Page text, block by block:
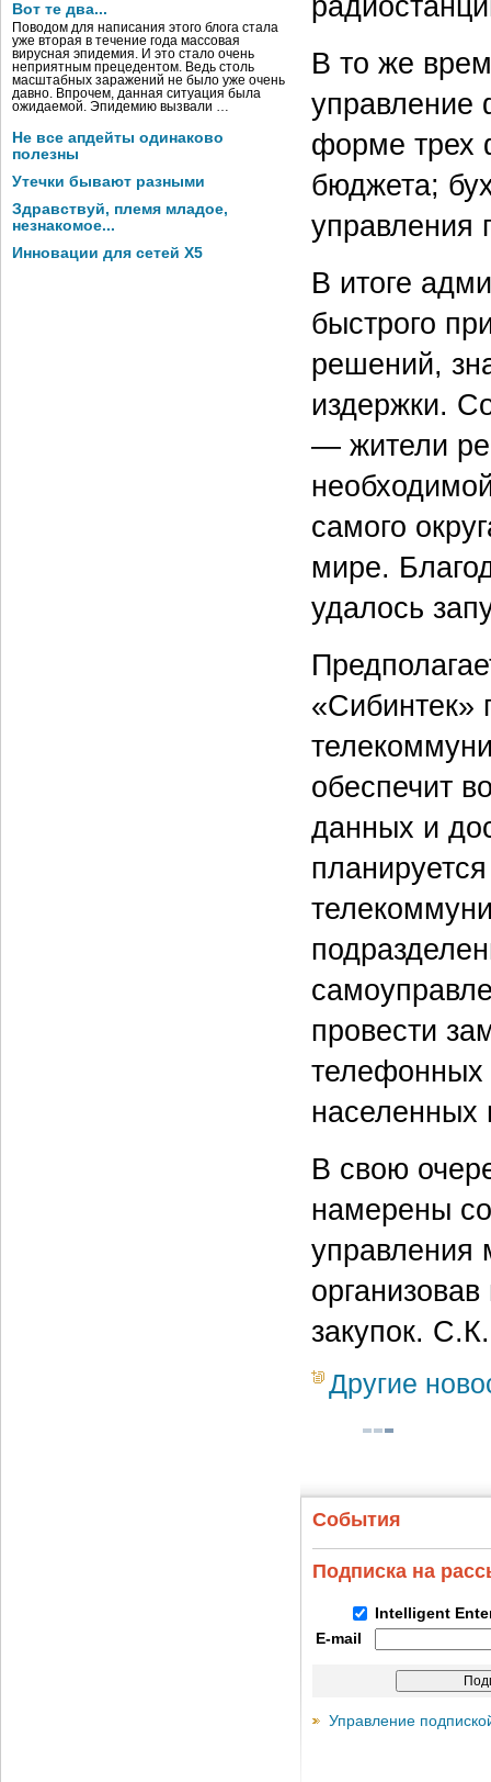
Вот те два...
Поводом для написания этого блога стала
уже вторая в течение года массовая
вирусная эпидемия. И это стало очень
неприятным прецедентом. Ведь столь
масштабных заражений не было уже очень
давно. Впрочем, данная ситуация была
ожидаемой. Эпидемию вызвали …
Не все апдейты одинаково
полезны
Утечки бывают разными
Здравствуй, племя младое,
незнакомое...
Инновации для сетей X5
В то же
управление
форме трех
бюджета;
управления
В итоге
быстрого
решений,
издержки.
— жители
самого
мире.
удалось
«Сибинтек»
обеспечит
данных и
провести
телефонных
населенных
В свою
намерены
управления
закупок. С.К.
Другие
События
Подписка на
Intelligent
E-mail
Управление